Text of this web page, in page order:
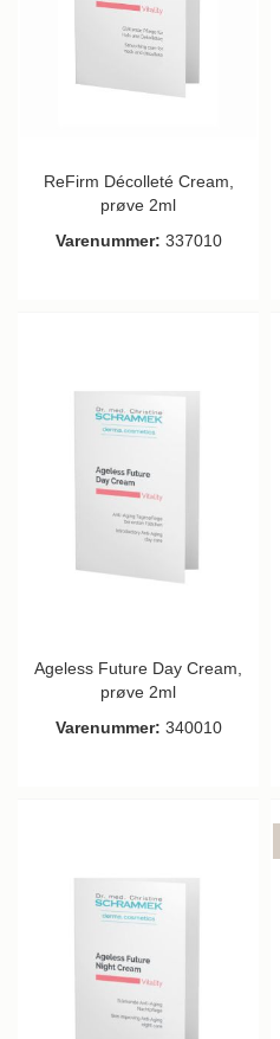
ReFirm Décolleté Cream,
prøve 2ml
Varenummer: 337010
Ageless Future Day Cream,
prøve 2ml
Varenummer: 340010